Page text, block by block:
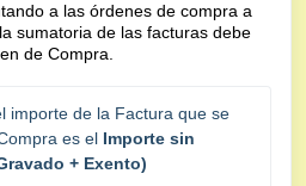
a las órdenes de compra a
sumatoria de las facturas debe
de Compra.
importe de la Factura que se
es el Importe sin
+ Exento)